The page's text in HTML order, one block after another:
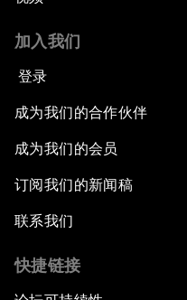
加入我们
登录
成为我们的合作伙伴
成为我们的会员
订阅我们的新闻稿
联系我们
快捷链接